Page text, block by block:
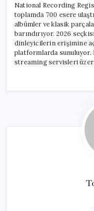
National Recording
toplamda 700 esere
albümler ve klasik
barındırıyor. 2026
dinleyicilerin erişimine
platformlarda sunuluyor.
streaming servisleri